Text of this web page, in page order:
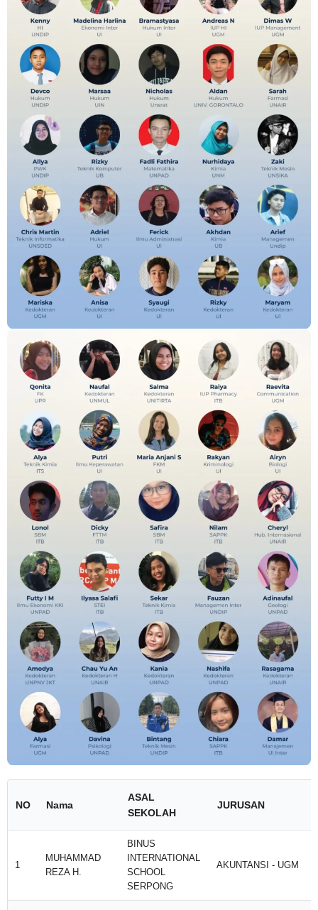
NO Nama
ASAL
SEKOLAH
JURUSAN
1
MUHAMMAD
REZA H.
BINUS
INTERNATIONAL
SCHOOL
SERPONG
AKUNTANSI - UGM